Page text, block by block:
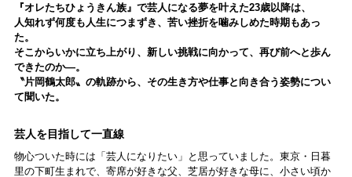
『オレたちひょうきん族』で芸人になる夢を叶えた23歳以降は、
人知れず何度も人生につまずき、苦い挫折を噛みしめた時期もあっ
た。
そこからいかに立ち上がり、新しい挑戦に向かって、再び前へと歩ん
できたのか―。
〝片岡鶴太郎〟の軌跡から、その生き方や仕事と向き合う姿勢につい
て聞いた。
芸人を目指して一直線
物心ついた時には「芸人になりたい」と思っていました。東京・日暮
里の下町生まれで、寄席が好きな父、芝居が好きな母に、小さい頃か